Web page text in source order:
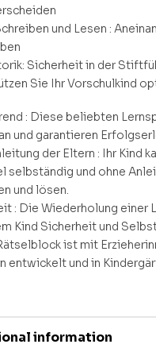
und Lesen :
Sicherheit in der
Sie Ihr Vorschulkind
: Diese beliebten
an und garantieren
der Eltern : Ihr Kind
selbständig und ohne
und lösen.
: Die Wiederholung einer
Kind Sicherheit und
ist mit
entwickelt und in
information